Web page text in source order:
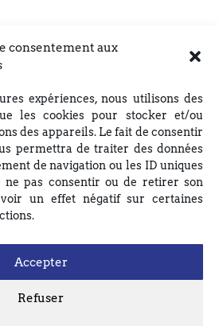
consentement aux
expériences, nous utilisons des
les cookies pour stocker et/ou
des appareils. Le fait de consentir
permettra de traiter des données
de navigation ou les ID uniques
pas consentir ou de retirer son
un effet négatif sur certaines
Accepter
Refuser
67000 STRASBOURG ou en
Je m'abonne
les éditos précédents